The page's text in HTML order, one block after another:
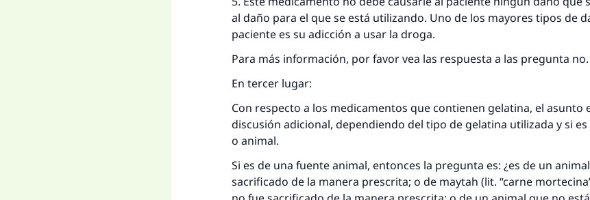
al daño para el que se está utilizando. Uno de los mayores tipos de
paciente es su adicción a usar la droga.
Para más información, por favor vea las respuesta a las pregunta no.
En tercer lugar:
Con respecto a los medicamentos que contienen gelatina, el asunto
discusión adicional, dependiendo del tipo de gelatina utilizada y si
o animal.
Si es de una fuente animal, entonces la pregunta es: ¿es de un
sacrificado de la manera prescrita; o de maytah (lit. “carne
(MUSLIM, 1893)
Contribuir